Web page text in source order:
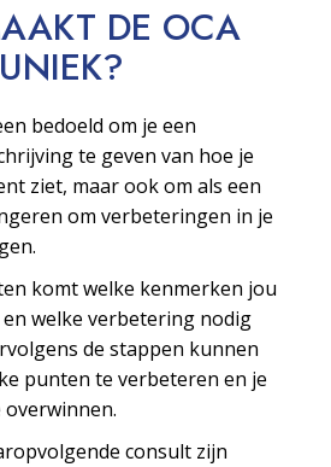
DE OCA
UNIEK?
bedoeld om je een
te geven van hoe je
ziet, maar ook om als een
om verbeteringen in je
komt welke kenmerken jou
welke verbetering nodig
de stappen kunnen
punten te verbeteren en je
consult zijn